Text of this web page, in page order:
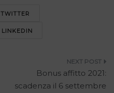
TWITTER
LINKEDIN
Bonus affitto 2021:
scadenza il 6 settembre